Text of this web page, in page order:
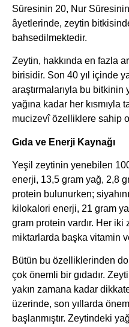
Sȗresinin 20, Nur
âyetlerinde, zeytin
bahsedilmektedir.
Zeytin, hakkında en fazla
birisidir. Son 40 yıl içinde
araştırmalarıyla bu
yağına kadar her kısmıyla
mucizevî özelliklere sahip
Gıda ve Enerji Kaynağı
Yeşil zeytinin yenebilen
enerji, 13,5 gram yağ, 2,8
protein bulunurken;
kilokalori enerji, 21 gram
gram protein vardır. Her
miktarlarda başka vitamin
Bütün bu özelliklerinden
çok önemli bir gıdadır.
yakın zamana kadar
üzerinde, son yıllarda
başlanmıştır. Zeytindeki